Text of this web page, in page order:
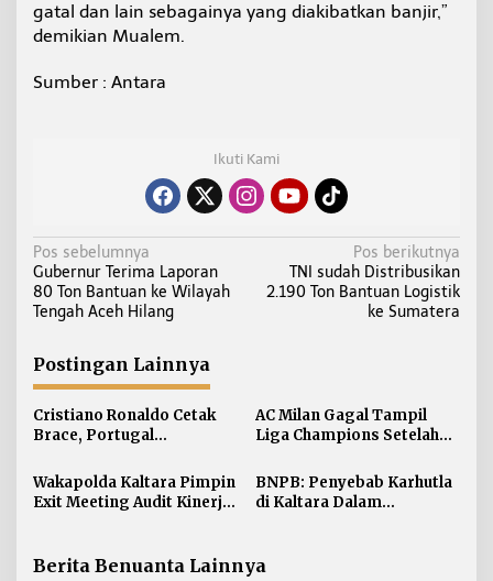
gatal dan lain sebagainya yang diakibatkan banjir,”
demikian Mualem.
Sumber : Antara
Ikuti Kami
N
a
v
g
a
s
i
o
Pos sebelumnya
Gubernur Terima Laporan
80 Ton Bantuan ke Wilayah
Tengah Aceh Hilang
Pos berikutnya
TNI sudah Distribusikan
2.190 Ton Bantuan Logistik
ke Sumatera
Postingan Lainnya
Cristiano Ronaldo Cetak
Brace, Portugal
AC Milan Gagal Tampil
Liga Champions Setelah
Wakapolda Kaltara Pimpin
Exit Meeting Audit Kinerja
Akuntabilitas
BNPB: Penyebab Karhutla
di Kaltara Dalam
Berita Benuanta Lainnya